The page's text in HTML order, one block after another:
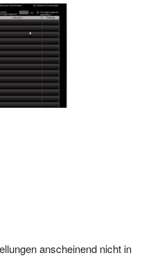
anscheinend nicht in